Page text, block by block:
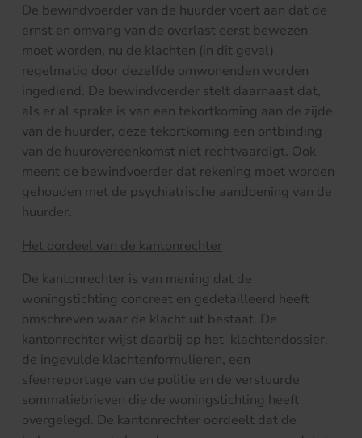
De bewindvoerder van de huurder voert aan dat de
ernst en omvang van de overlast eerst bewezen
moet worden, nu de klachten (in dit geval)
regelmatig door dezelfde omwonenden worden
ingediend. De bewindvoerder stelt daarnaast dat,
als er al sprake is van een tekortkoming aan de zijde
van de huurder, deze tekortkoming een ontbinding
van de huurovereenkomst niet rechtvaardigt. Ook
meent de bewindvoerder dat rekening moet worden
gehouden met de psychiatrische aandoening van de
huurder.
Het oordeel van de kantonrechter
De kantonrechter is van mening dat de
woningstichting concreet en gedetailleerd heeft
omschreven waar de klacht uit bestaat. De
kantonrechter wijst daarbij op het klachtendossier,
de ingevulde klachtenformulieren, een
sfeerreportage van de politie en de verstuurde
sommatiebrieven die de woningstichting heeft
overgelegd. De kantonrechter oordeelt dat de